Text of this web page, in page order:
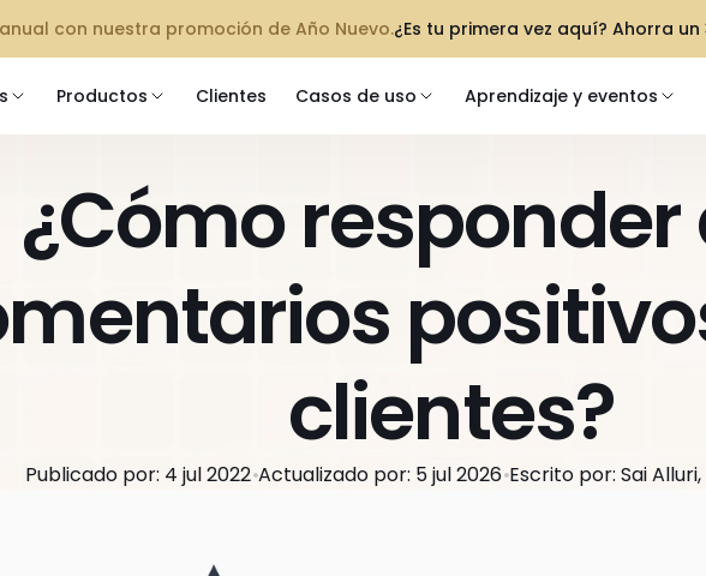
¿Cómo responder
clientes?
Publicado por: 4 jul 2022 Actualizado por: 5 jul 2026 Escrito por: Sai
con nuestra promoción de Año Nuevo.¿Es tu primera vez aquí? Ahorra
Productos Clientes Casos de uso Aprendizaje y eventos